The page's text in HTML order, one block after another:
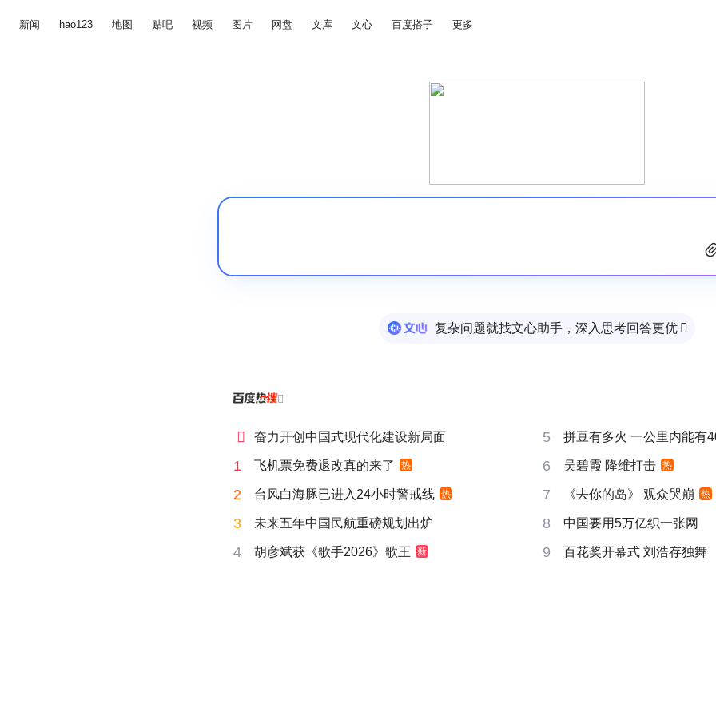
新闻 hao123 地图 贴吧 视频 图片 网盘 文库 文心 百度搭子 更多
复杂问题就找文心助手，深入思考回答更优 

 奋力开创中国式现代化建设新局面 5 拼豆有多火 一公里内能有
1 飞机票免费退改真的来了 热 6 吴碧霞 降维打击 热
2 台风白海豚已进入24小时警戒线 热 7 《去你的岛》 观众哭崩 热
3 未来五年中国民航重磅规划出炉 8 中国要用5万亿织一张网
4 胡彦斌获《歌手2026》歌王 新 9 百花奖开幕式 刘浩存独舞